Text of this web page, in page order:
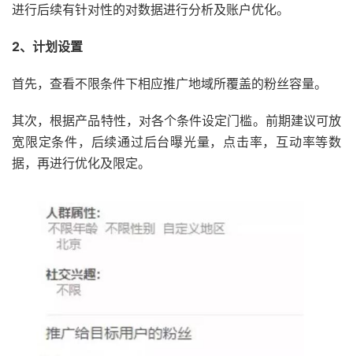
进行后续有针对性的对数据进行分析及账户优化。
2、计划设置
首先，查看不限条件下相应推广地域所覆盖的粉丝容量。
其次，根据产品特性，对各个条件设定门槛。前期建议可放
宽限定条件，后续通过后台曝光量，点击率，互动率等数
据，再进行优化及限定。